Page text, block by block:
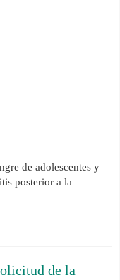
de adolescentes y
posterior a la
de la